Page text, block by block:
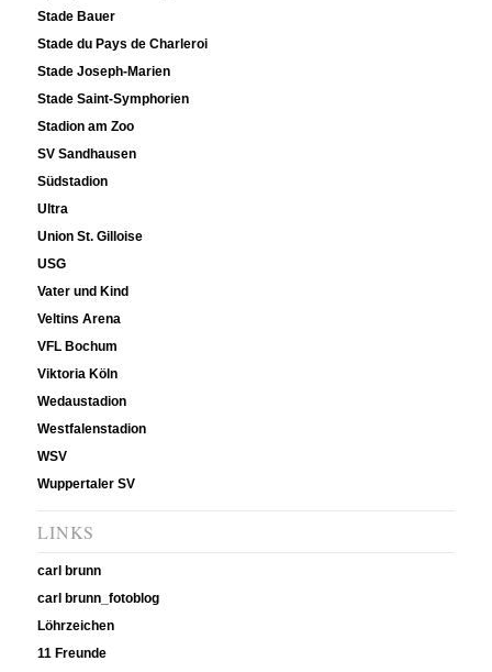
Stade Bauer
Stade du Pays de Charleroi
Stade Joseph-Marien
Stade Saint-Symphorien
Stadion am Zoo
SV Sandhausen
Südstadion
Ultra
Union St. Gilloise
USG
Vater und Kind
Veltins Arena
VFL Bochum
Viktoria Köln
Wedaustadion
Westfalenstadion
WSV
Wuppertaler SV
LINKS
carl brunn
carl brunn_fotoblog
Löhrzeichen
11 Freunde